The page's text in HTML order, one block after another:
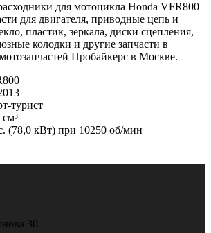
выбрать
на
странице
товара.
₽
₽
для мотоцикла Honda VFR800
для двигателя, приводные цепь и
пластик, зеркала, диски сцепления,
колодки и другие запчасти в
Пробайкерс в Москве.
турист
(78,0 кВт) при 10250 об/мин
30